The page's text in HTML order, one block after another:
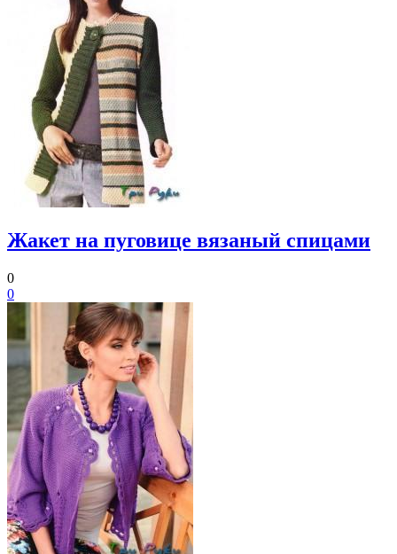
Жакет на пуговице вязаный спицами
0
0